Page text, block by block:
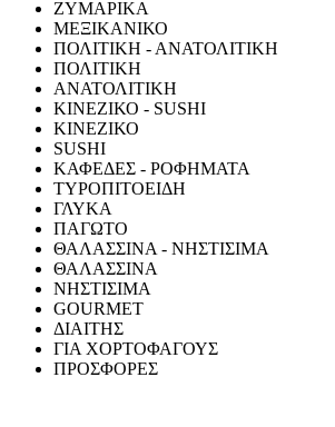
ΖΥΜΑΡΙΚΑ
ΜΕΞΙΚΑΝΙΚΟ
ΠΟΛΙΤΙΚΗ - ΑΝΑΤΟΛΙΤΙΚΗ
ΠΟΛΙΤΙΚΗ
ΑΝΑΤΟΛΙΤΙΚΗ
ΚΙΝΕΖΙΚΟ - SUSHI
ΚΙΝΕΖΙΚΟ
SUSHI
ΚΑΦΕΔΕΣ - ΡΟΦΗΜΑΤΑ
ΤΥΡΟΠΙΤΟΕΙΔΗ
ΓΛΥΚΑ
ΠΑΓΩΤΟ
ΘΑΛΑΣΣΙΝΑ - ΝΗΣΤΙΣΙΜΑ
ΘΑΛΑΣΣΙΝΑ
ΝΗΣΤΙΣΙΜΑ
GOURMET
ΔΙΑΙΤΗΣ
ΓΙΑ ΧΟΡΤΟΦΑΓΟΥΣ
ΠΡΟΣΦΟΡΕΣ